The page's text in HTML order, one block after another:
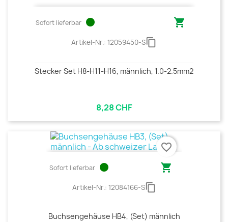
Sofort lieferbar circle 
Artikel-Nr.: 12059450-Scontent_copy
Stecker Set H8-H11-H16, männlich, 1.0-2.5mm2
8,28 CHF
Sofort lieferbar circle 
Artikel-Nr.: 12084166-Scontent_copy
Buchsengehäuse HB4, (Set) männlich
favorite_border